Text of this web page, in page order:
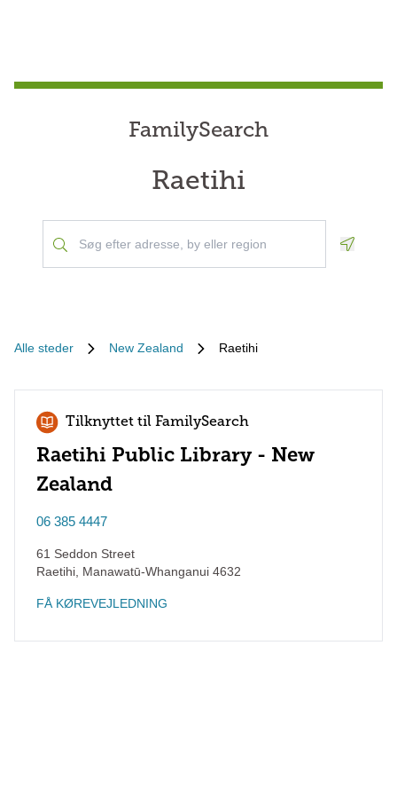
FamilySearch
Raetihi
Alle steder New Zealand Raetihi
Tilknyttet til FamilySearch
Raetihi Public Library - New
Zealand
06 385 4447
61 Seddon Street
Raetihi Manawatū-Whanganui 4632
FÅ KØREVEJLEDNING